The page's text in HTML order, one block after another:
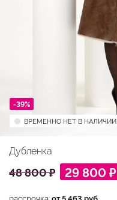
-39%
ВРЕМЕННО НЕТ В НАЛИЧИИ,
Дубленка
48 800 ₽ 29 800 ₽
рассрочка:от 5 463 руб.